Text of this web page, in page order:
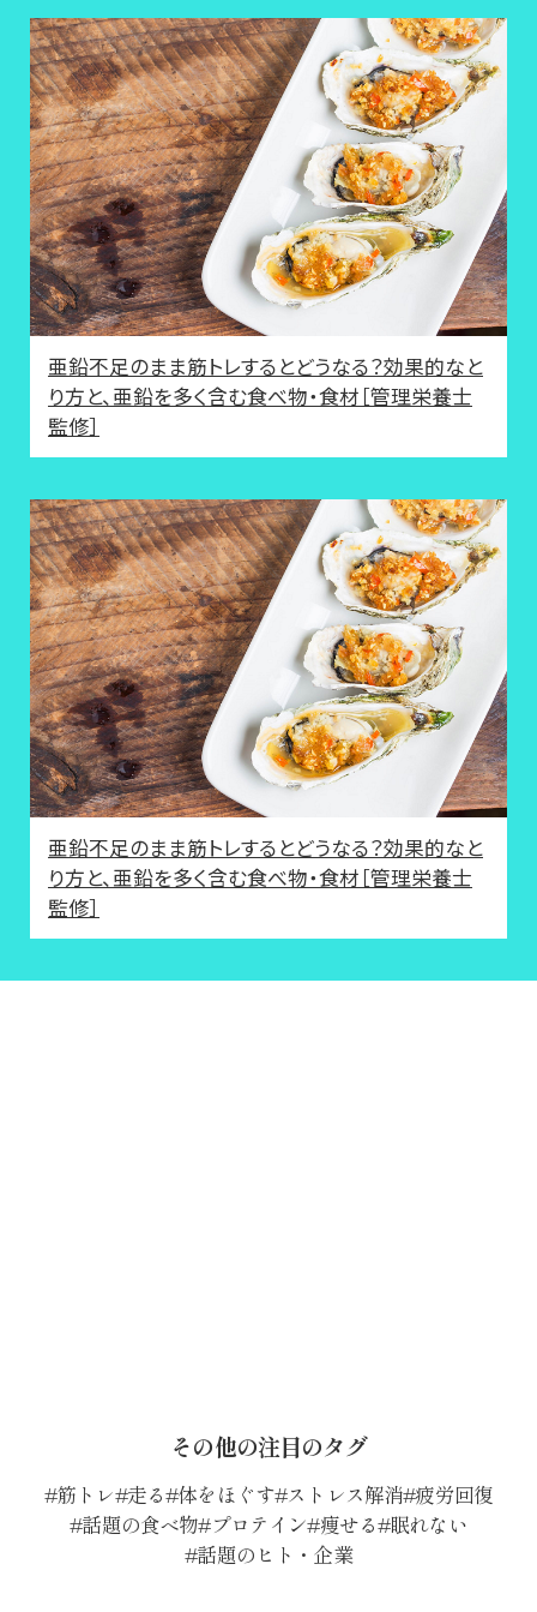
亜鉛不足のまま筋トレするとどうなる？効果的なと
り方と、亜鉛を多く含む食べ物・食材［管理栄養士
監修］
亜鉛不足のまま筋トレするとどうなる？効果的なと
り方と、亜鉛を多く含む食べ物・食材［管理栄養士
監修］
その他の注目のタグ
筋トレ 走る 体をほぐす ストレス解消 疲労回復
話題の食べ物 プロテイン 痩せる 眠れない
話題のヒト・企業